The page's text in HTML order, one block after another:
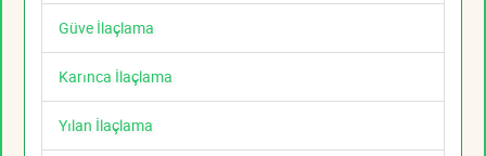
Güve İlaçlama
Karınca İlaçlama
Yılan İlaçlama